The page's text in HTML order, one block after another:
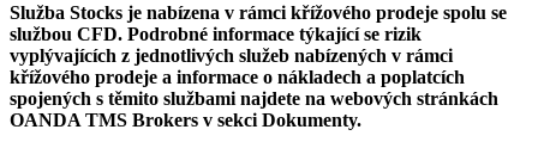
Služba Stocks je nabízena v rámci křížového prodeje spolu se
službou CFD. Podrobné informace týkající se rizik
vyplývajících z jednotlivých služeb nabízených v rámci
křížového prodeje a informace o nákladech a poplatcích
spojených s těmito službami najdete na webových stránkách
OANDA TMS Brokers v sekci Dokumenty.